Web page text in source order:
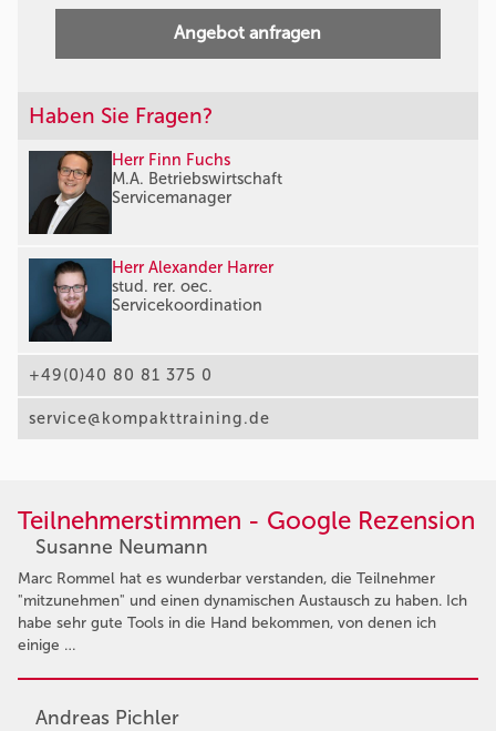
Angebot anfragen
Haben Sie Fragen?
Herr Finn Fuchs
M.A. Betriebswirtschaft
Servicemanager
Herr Alexander Harrer
stud. rer. oec.
Servicekoordination
+49(0)40 80 81 375 0
service@kompakttraining.de
Teilnehmerstimmen - Google Rezension
Susanne Neumann
Marc Rommel hat es wunderbar verstanden, die Teilnehmer
"mitzunehmen" und einen dynamischen Austausch zu haben. Ich
habe sehr gute Tools in die Hand bekommen, von denen ich
einige …
Andreas Pichler